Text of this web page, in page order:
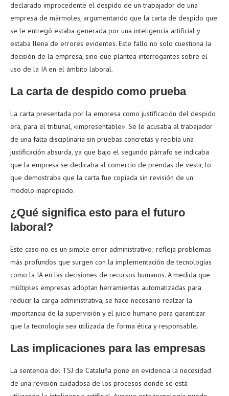
declarado improcedente el despido de un trabajador de una
empresa de mármoles, argumentando que la carta de despido que
se le entregó estaba generada por una inteligencia artificial y
estaba llena de errores evidentes. Este fallo no solo cuestiona la
decisión de la empresa, sino que plantea interrogantes sobre el
uso de la IA en el ámbito laboral.
La carta de despido como prueba
La carta presentada por la empresa como justificación del despido
era, para el tribunal, «impresentable». Se le acusaba al trabajador
de una falta disciplinaria sin pruebas concretas y recibía una
justificación absurda, ya que bajo el segundo párrafo se indicaba
que la empresa se dedicaba al comercio de prendas de vestir, lo
que demostraba que la carta fue copiada sin revisión de un
modelo inapropiado.
¿Qué significa esto para el futuro
laboral?
Este caso no es un simple error administrativo; refleja problemas
más profundos que surgen con la implementación de tecnologías
como la IA en las decisiones de recursos humanos. A medida que
múltiples empresas adoptan herramientas automatizadas para
reducir la carga administrativa, se hace necesario realzar la
importancia de la supervisión y el juicio humano para garantizar
que la tecnología sea utilizada de forma ética y responsable.
Las implicaciones para las empresas
La sentencia del TSJ de Cataluña pone en evidencia la necesidad
de una revisión cuidadosa de los procesos donde se está